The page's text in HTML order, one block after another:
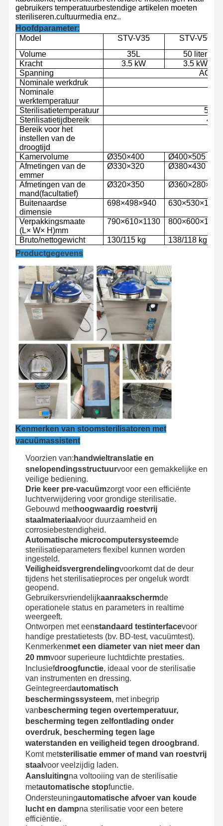
Huis Producten Video's Over Ons
Fabriekstocht
Kwaliteitscont
Role
Neem
Contact Met
Ons Op
Nieuws
Zaken
Horizontale Autoclaafsterilisator
Verticale autoclaafmachine
Tafeltop-autoclaaf
Draagbare autoclaafmachine
Plasmasterilisatoren bij lage temperatuur
Ethyleenoxidesterilisator
Sterilisatoren voor farmaceutische doeleinden
Automatische wasmachine-desinfector
CSSD-apparatuur
Het Materiaal van de waterbehandeling
droogkast
Laboratoriumapparatuur
gebruikers temperatuurbestendige artikelen moeten
steriliseren.cultuurmedia enz..
Hoofdparameter:
Model
STV-V35 STV-V50
Volume
35L
50 liter
Kracht
3.5 kW
3.5 kW
Spanning
AC
Nominale werkdruk
Nominale
werktemperatuur
Sterilisatietemperatuur 50
Sterilisatietijdbereik
4~
Bereik voor het
instellen van de
droogtijd
Kamervolume Ø350×400
Ø400×505
Afmetingen van de
emmer
Ø330×320 Ø380×430
Afmetingen van de
mand(facultatief)
Ø320×350 Ø360×280×1
Buitenaardse
dimensie
698×498×940 630×530×1180
Verpakkingsmaate
(L× W× H)mm
790×610×1130 800×600×1230
Bruto/nettogewicht 130/115 kg
138/118 kg
Productgegevens
Kenmerken van stoomsterilisatoren met
vacuümassistent
Voorzien van: handwieltranslatie en
snelopendingsstructuurvoor een gemakkelijke en
veilige bediening.
Drie keer pre-vacuümzorgt voor een efficiënte
luchtverwijdering voor grondige sterilisatie.
Gebouwd methoogwaardig roestvrij
staalmateriaal voor duurzaamheid en
corrosiebestendigheid.
Automatische microcomputersysteemde
sterilisatieparameters flexibel kunnen worden
ingesteld.
Veiligheidsvergrendelingvoorkomt dat de deur
tijdens het sterilisatieproces per ongeluk wordt
geopend.
Gebruikersvriendelijkaanraakschermde
operationele status en parameters in realtime
weergeeft.
Ontworpen met eenstandaard testinterfacevoor
handige prestatietests (bv. BD-test, vacuümtest).
Kenmerkenmet een diameter van niet meer dan
20 mmvoor superieure luchtdichte prestaties.
Inclusiefdroogfunctie, ideaal voor de sterilisatie
van instrumenten en dressing.
Geïntegreerdautomatisch
beschermingssysteem, met inbegrip
van bescherming tegen overtemperatuur,
bescherming tegen zelfontlading onder
overdruk, bescherming tegen lage
waterstanden en veiligheid tegen droogbrand .
Komt metsterilisatie emmer of mand van roestvrij
staal voor veelzijdig laden.
Aansluitingna voltooiing van de sterilisatie
metautomatische stopfunctie.
Ondersteuningautomatische afvoer van koude
lucht en dampna sterilisatie voor een betere
efficiëntie.